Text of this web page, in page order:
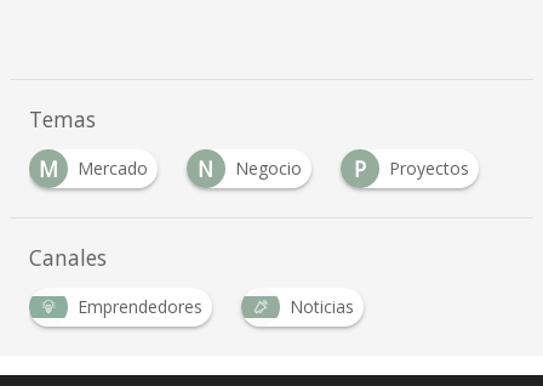
Temas
M
Mercado N Negocio P Proyectos
Canales
Emprendedores Noticias